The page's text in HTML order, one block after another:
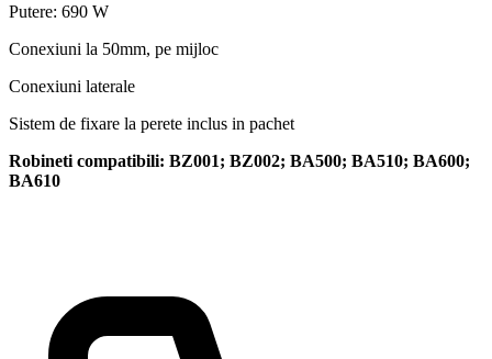
Putere: 690 W
Conexiuni la 50mm, pe mijloc
Conexiuni laterale
Sistem de fixare la perete inclus in pachet
Robineti compatibili: BZ001; BZ002; BA500; BA510; BA600;
BA610